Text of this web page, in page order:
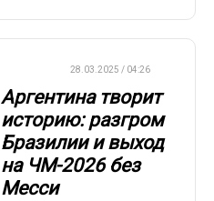
28.03.2025 / 04:26
Аргентина творит
историю: разгром
Бразилии и выход
на ЧМ-2026 без
Месси